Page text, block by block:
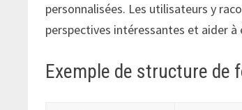
personnalisées. Les utilisateurs y
perspectives intéressantes et aider
Exemple de structure de